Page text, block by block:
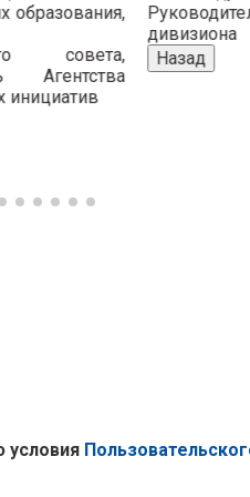
образования,
совета,
Агентства
инициатив
дивизиона
Назад
условия